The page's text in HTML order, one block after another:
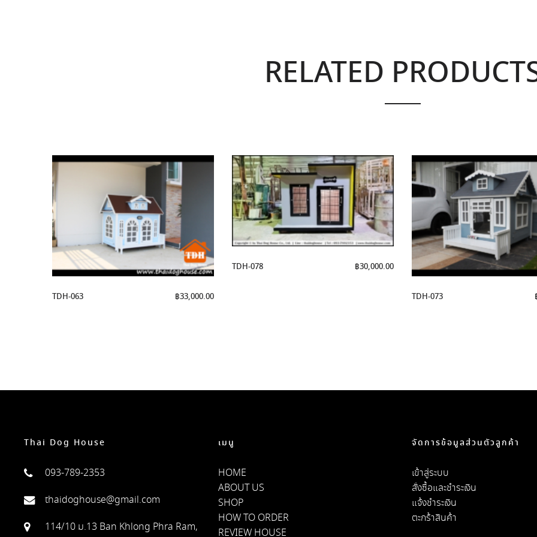
RELATED
TDH-063 ฿33,000.00
TDH-078 ฿30,000.00
TDH-073
Thai Dog House
093-789-2353
thaidoghouse@gmail.com
114/10 ม.13 Ban Khlong Phra Ram,
เมนู
HOME
ABOUT US
SHOP
HOW TO ORDER
REVIEW HOUSE
จัดการข้อมูลส่วนตัวลูกค้า
เข้าสู่ระบบ
สั่งซื้อและชำระเงิน
แจ้งชำระเงิน
ตะกร้าสินค้า